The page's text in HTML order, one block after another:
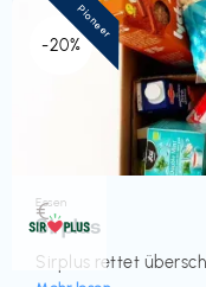
-20%
Essen
Sirplus
Sirplus rettet
€‎
Pioneer